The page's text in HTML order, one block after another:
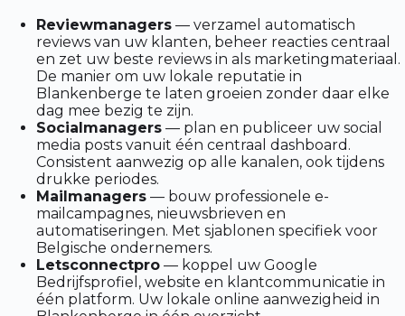
Reviewmanagers — verzamel automatisch
reviews van uw klanten, beheer reacties centraal
en zet uw beste reviews in als marketingmateriaal.
De manier om uw lokale reputatie in
Blankenberge te laten groeien zonder daar elke
dag mee bezig te zijn.
Socialmanagers — plan en publiceer uw social
media posts vanuit één centraal dashboard.
Consistent aanwezig op alle kanalen, ook tijdens
drukke periodes.
Mailmanagers — bouw professionele e-
mailcampagnes, nieuwsbrieven en
automatiseringen. Met sjablonen specifiek voor
Belgische ondernemers.
Letsconnectpro — koppel uw Google
Bedrijfsprofiel, website en klantcommunicatie in
één platform. Uw lokale online aanwezigheid in